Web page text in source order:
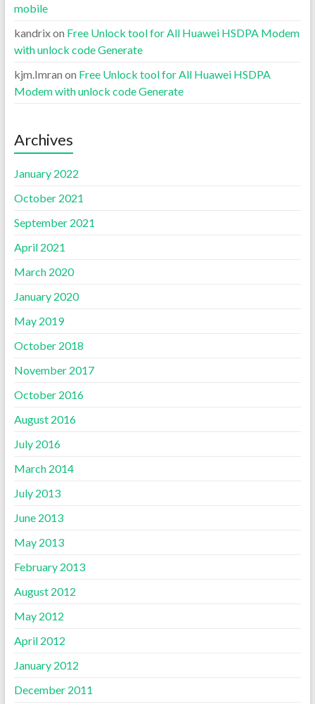
mobile
kandrixon Free Unlock tool for All Huawei HSDPA Modem
with unlock code Generate
kjm.Imran on Free Unlock tool for All Huawei HSDPA
Modem with unlock code Generate
Archives
January 2022
October 2021
September 2021
April 2021
March 2020
January 2020
May 2019
October 2018
November 2017
October 2016
August 2016
July 2016
March 2014
July 2013
June 2013
May 2013
February 2013
August 2012
May 2012
April 2012
January 2012
December 2011